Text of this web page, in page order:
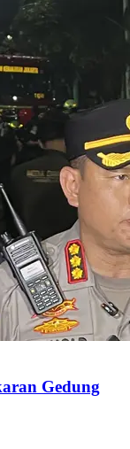
Gedung